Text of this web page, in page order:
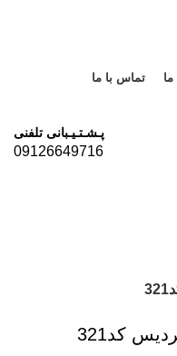
ما تماس با ما
پـشـتـیـبانی تلفنی
09126649716
کد321